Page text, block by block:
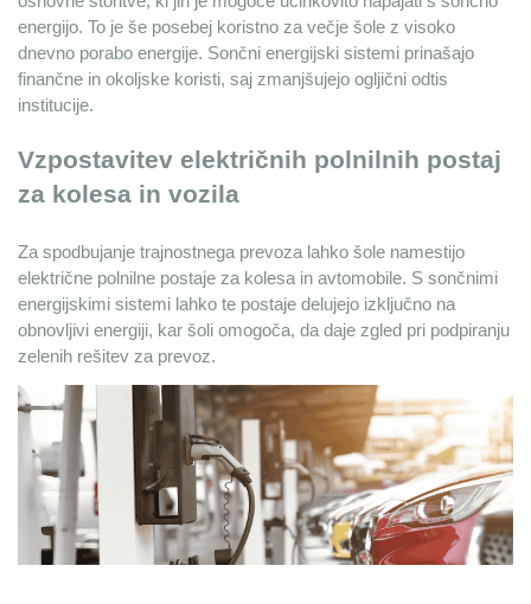
energijo. To je še posebej koristno za večje šole z visoko
dnevno porabo energije. Sončni energijski sistemi prinašajo
finančne in okoljske koristi, saj zmanjšujejo ogljični odtis
institucije.
Vzpostavitev električnih polnilnih postaj
za kolesa in vozila
Za spodbujanje trajnostnega prevoza lahko šole namestijo
električne polnilne postaje za kolesa in avtomobile. S sončnimi
energijskimi sistemi lahko te postaje delujejo izključno na
obnovljivi energiji, kar šoli omogoča, da daje zgled pri podpiranju
zelenih rešitev za prevoz.